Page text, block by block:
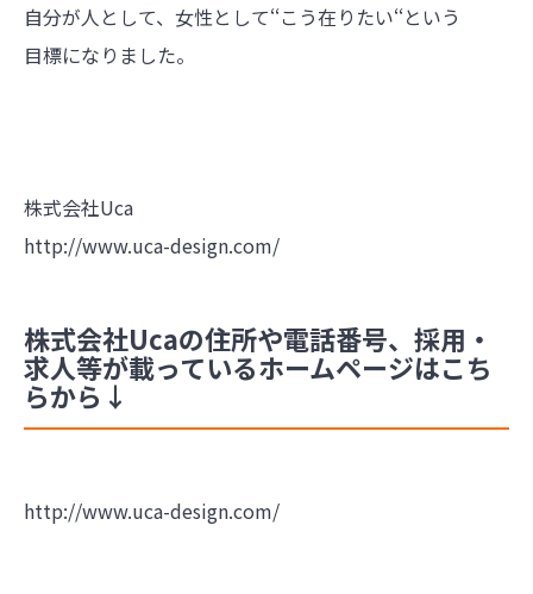
自分が人として、女性として‘‘こう在りたい‘‘という
目標になりました。
株式会社Uca
http://www.uca-design.com/
株式会社Ucaの住所や電話番号、採用・
求人等が載っているホームページはこち
らから↓
http://www.uca-design.com/